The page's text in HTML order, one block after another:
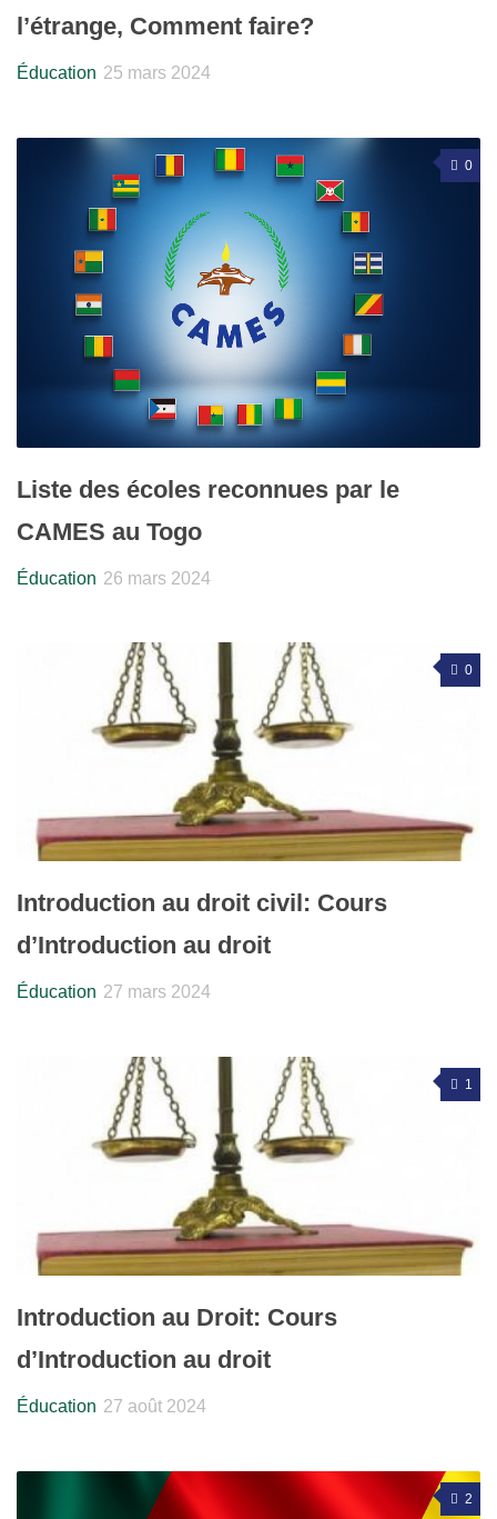
l’étrange, Comment faire?
Éducation 25 mars 2024
0
Liste des écoles reconnues par le
CAMES au Togo
Éducation 26 mars 2024
0
Introduction au droit civil: Cours
d’Introduction au droit
Éducation 27 mars 2024
1
Introduction au Droit: Cours
d’Introduction au droit
Éducation 27 août 2024
2